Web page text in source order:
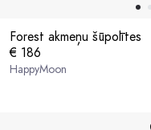
Forest akmeņu šūpolītes
€ 186
HappyMoon